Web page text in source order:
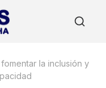
la inclusión y